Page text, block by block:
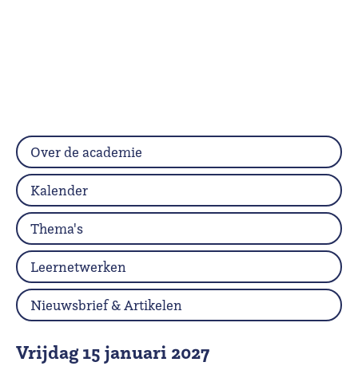
vrijdag 15 januari 2027
Over de academie
Kalender
Thema's
Leernetwerken
Nieuwsbrief & Artikelen